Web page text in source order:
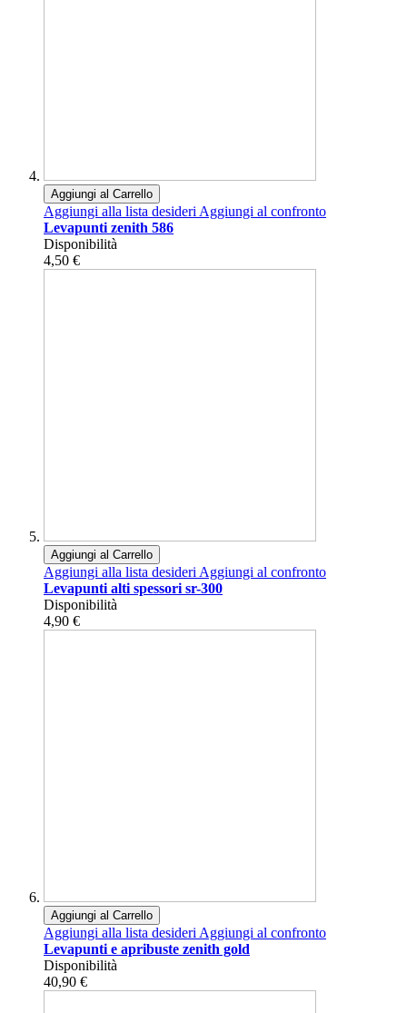
Aggiungi al Carrello
Aggiungi alla lista desideriAggiungi al confronto
Levapunti zenith 586
Disponibilità
4,50 €
Aggiungi al Carrello
Aggiungi alla lista desideriAggiungi al confronto
Levapunti alti spessori sr-300
Disponibilità
4,90 €
Aggiungi al Carrello
Aggiungi alla lista desideriAggiungi al confronto
Levapunti e apribuste zenith gold
Disponibilità
40,90 €